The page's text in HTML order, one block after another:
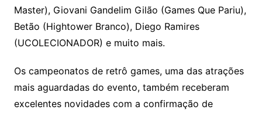
Master), Giovani Gandelim Gilão (Games Que Pariu),
Betão (Hightower Branco), Diego Ramires
(UCOLECIONADOR) e muito mais.
Os campeonatos de retrô games, uma das atrações
mais aguardadas do evento, também receberam
excelentes novidades com a confirmação de